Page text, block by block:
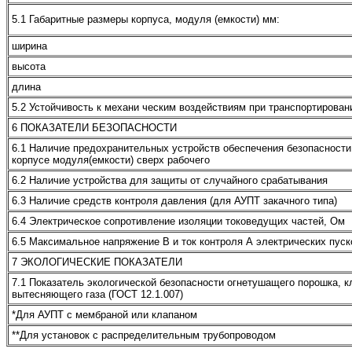
5.1 Габаритные размеры корпуса, модуля (емкости) мм:
ширина
высота
длина
5.2 Устойчивость к механи ческим воздействиям при
6 ПОКАЗАТЕЛИ БЕЗОПАСНОСТИ
6.1 Наличие предохранительных устройств обеспечения
корпусе модуля(емкости) сверх рабочего
6.2 Наличие устройства для защиты от случайного срабатывания
6.3 Наличие средств контроля давления (для АУПТ закачного типа)
6.4 Электрическое сопротивление изоляции токоведущих частей, Ом
6.5 Максимальное напряжение В и ток контроля А электрических
7 ЭКОЛОГИЧЕСКИЕ ПОКАЗАТЕЛИ
7.1 Показатель экологической безопасности огнетушащего порошка,
вытесняющего газа (ГОСТ 12.1.007)
*Для АУПТ с мембраной или клапаном
**Для установок с распределительным трубопроводом